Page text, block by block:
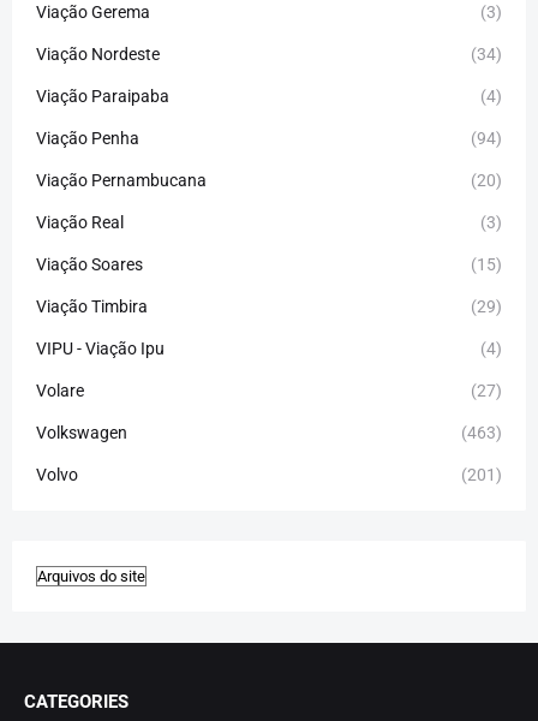
Viação Gerema (3)
Viação Nordeste (34)
Viação Paraipaba (4)
Viação Penha (94)
Viação Pernambucana (20)
Viação Real (3)
Viação Soares (15)
Viação Timbira (29)
VIPU - Viação Ipu (4)
Volare (27)
Volkswagen (463)
Volvo (201)
CATEGORIES